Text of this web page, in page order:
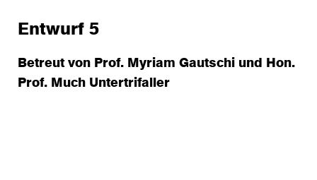
Entwurf 5
Betreut von Prof. Myriam Gautschi und Hon.
Prof. Much Untertrifaller